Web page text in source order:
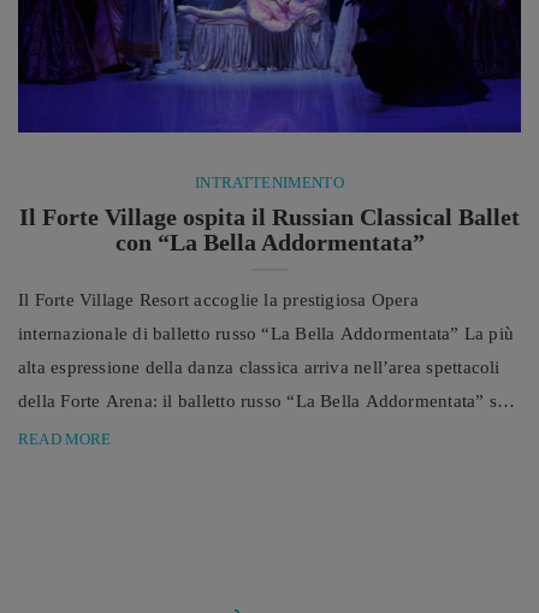
INTRATTENIMENTO
Il Forte Village ospita il Russian Classical Ballet
con “La Bella Addormentata”
Il Forte Village Resort accoglie la prestigiosa Opera
internazionale di balletto russo “La Bella Addormentata” La più
alta espressione della danza classica arriva nell’area spettacoli
della Forte Arena: il balletto russo “La Bella Addormentata” sarà
in programma il 2 Agosto 2019 alle ore 21:00. Un classico
READ MORE